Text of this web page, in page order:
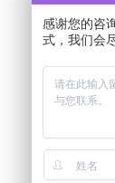
感谢您的咨
式，我们会